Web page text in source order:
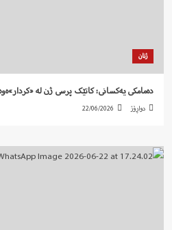
ژنان
دەمامکی یەکسانی: کاتێک پرسی ژن لە
دواڕۆژ 22/06/2026